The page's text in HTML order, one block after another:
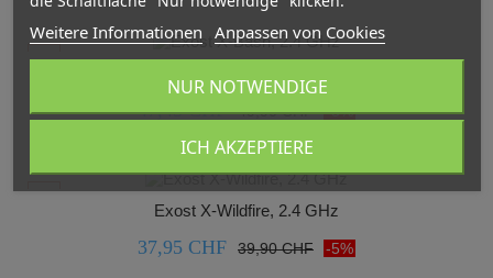
  
47,45 CHF 49,90 CHF -5%
-5%
  
Exost X-Wildfire, 2.4 GHz
37,95 CHF 39,90 CHF -5%
Weitere Informationen Anpassen von Cookies
NUR NOTWENDIGE
ICH AKZEPTIERE